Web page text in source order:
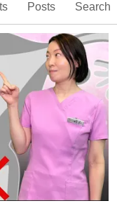
Posts Search